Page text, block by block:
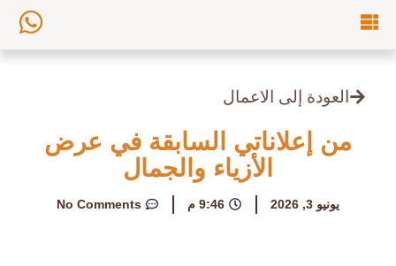
العودة إلى الاعمال
من إعلاناتي السابقة في عرض
الأزياء والجمال
يونيو 3, 2026 9:46 م No Comments